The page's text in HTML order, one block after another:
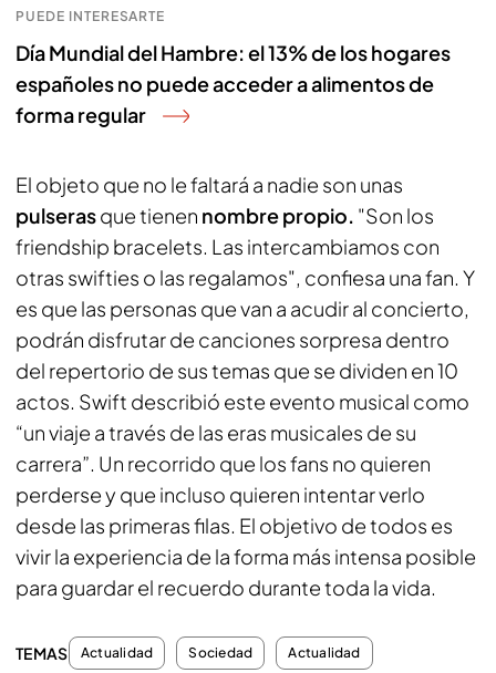
PUEDE INTERESARTE
Día Mundial del Hambre: el 13% de los hogares
españoles no puede acceder a alimentos de
forma regular
El objeto que no le faltará a nadie son unas
pulserasque tienen nombre propio. "Son los
friendship bracelets. Las intercambiamos con
otras swifties o las regalamos", confiesa una fan. Y
es que las personas que van a acudir al concierto,
podrán disfrutar de canciones sorpresa dentro
del repertorio de sus temas que se dividen en 10
actos. Swift describió este evento musical como
“un viaje a través de las eras musicales de su
carrera”. Un recorrido que los fans no quieren
perderse y que incluso quieren intentar verlo
desde las primeras filas. El objetivo de todos es
vivir la experiencia de la forma más intensa posible
para guardar el recuerdo durante toda la vida.
TEMAS Actualidad Sociedad Actualidad